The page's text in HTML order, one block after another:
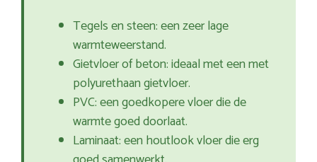
Tegels en steen: een zeer lage
warmteweerstand.
Gietvloer of beton: ideaal met een met
polyurethaan gietvloer.
PVC: een goedkopere vloer die de
warmte goed doorlaat.
Laminaat: een houtlook vloer die erg